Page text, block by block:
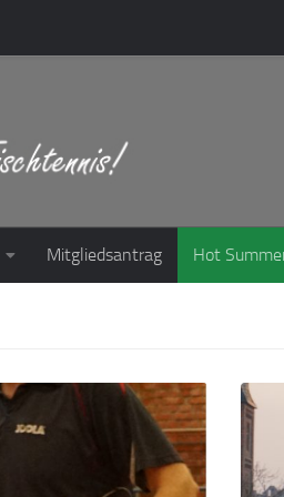
Mitgliedsantrag Hot